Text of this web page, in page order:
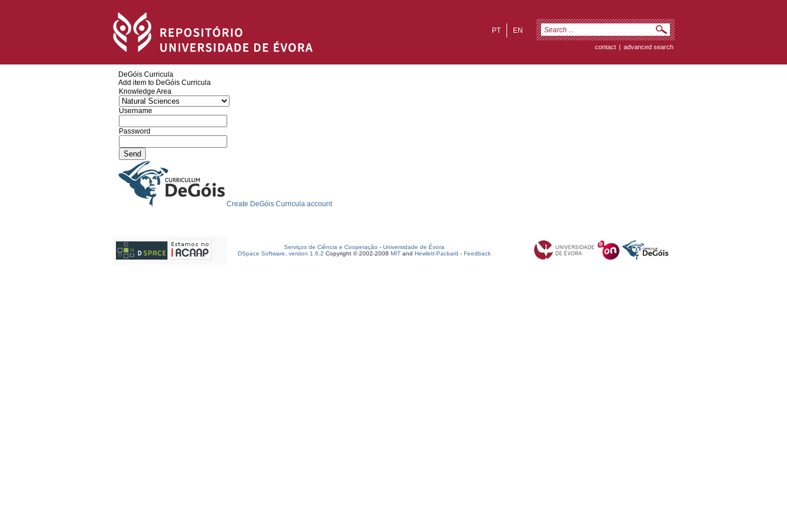
EN
PT
contact | advanced search
DeGóis Curricula
Add item to DeGóis Curricula
Knowledge Area
Username
Password
Create DeGóis Curricula account
Serviços de Ciência e Cooperação - Universidade de Évora
DSpace Software, version 1.6.2 Copyright © 2002-2008 MIT and Hewlett-Packard - Feedback